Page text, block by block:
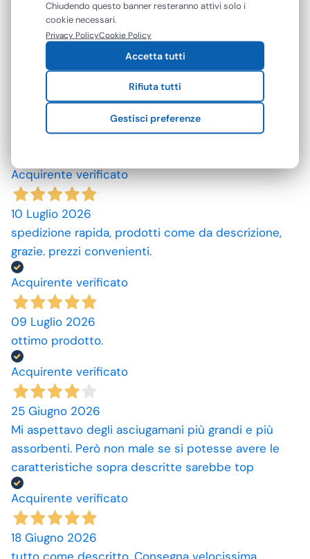
recensioni
Le nostre recensioni a 4 e 5 stelle.
Clicca qui per leggerle tutte >
Acquirente verificato
10 Luglio 2026
spedizione rapida, prodotti come da descrizione,
grazie. prezzi convenienti.
Acquirente verificato
09 Luglio 2026
ottimo prodotto.
Acquirente verificato
25 Giugno 2026
Mi aspettavo degli asciugamani più grandi e più
assorbenti. Però non male se si potesse avere le
caratteristiche sopra descritte sarebbe top
Acquirente verificato
18 Giugno 2026
mostrarti contenuti e pubblicità personalizzati. Puoi
accettare tutti i cookie oppure gestire le tue
preferenze. Puoi modificare o revocare il consenso in
qualsiasi momento.
Chiudendo questo banner resteranno attivi solo i
cookie necessari.
Privacy PolicyCookie Policy
Accetta tutti
Rifiuta tutti
Gestisci preferenze